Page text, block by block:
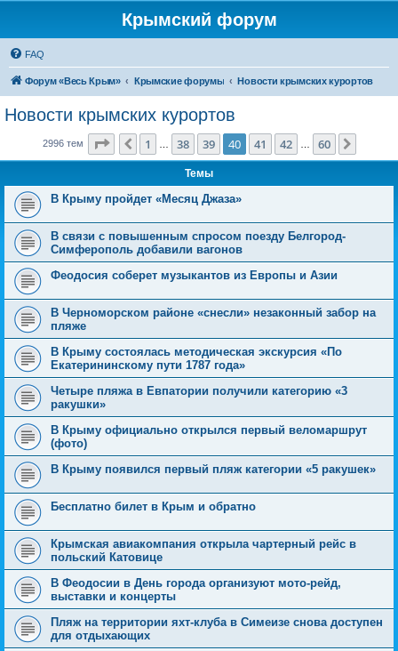
Крымский форум
FAQ
Форум «Весь Крым» Крымские форумы Новости крымских курортов
Новости крымских курортов
2996 тем Страница 40из 60
Пред.
1 38 39 40 41 42 60
Темы
В Крыму пройдет «Месяц Джаза»
В связи с повышенным спросом поезду Белгород-
Симферополь добавили вагонов
Феодосия соберет музыкантов из Европы и Азии
В Черноморском районе «снесли» незаконный забор на
пляже
В Крыму состоялась методическая экскурсия «По
Екатерининскому пути 1787 года»
Четыре пляжа в Евпатории получили категорию «3
ракушки»
В Крыму официально открылся первый веломаршрут
(фото)
В Крыму появился первый пляж категории «5 ракушек»
Бесплатно билет в Крым и обратно
Крымская авиакомпания открыла чартерный рейс в
польский Катовице
В Феодосии в День города организуют мото-рейд,
выставки и концерты
Пляж на территории яхт-клуба в Симеизе снова доступен
для отдыхающих